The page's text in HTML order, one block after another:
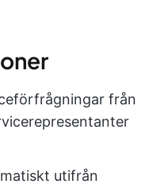
från
utifrån